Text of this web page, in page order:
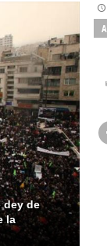
dey de
la
A